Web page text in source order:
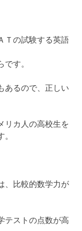
Ｔの試験する英語
です。
あるので、正しい
リカ人の高校生を
。
、比較的数学力が
テストの点数が高